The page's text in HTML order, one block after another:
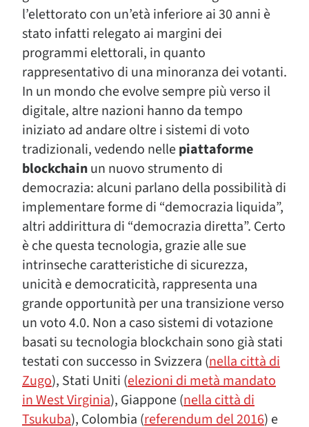
l’elettorato con un’età inferiore ai 30 anni è
stato infatti relegato ai margini dei
programmi elettorali, in quanto
rappresentativo di una minoranza dei votanti.
In un mondo che evolve sempre più verso il
digitale, altre nazioni hanno da tempo
iniziato ad andare oltre i sistemi di voto
tradizionali, vedendo nellepiattaforme
blockchainun nuovo strumento di
democrazia: alcuni parlano della possibilità di
implementare forme di “democrazia liquida”,
altri addirittura di “democrazia diretta”. Certo
è che questa tecnologia, grazie alle sue
intrinseche caratteristiche di sicurezza,
unicità e democraticità, rappresenta una
grande opportunità per una transizione verso
un voto 4.0. Non a caso sistemi di votazione
basati su tecnologia blockchain sono già stati
testati con successo in Svizzera (nella città di
Zugo), Stati Uniti (elezioni di metà mandato
in West Virginia), Giappone (nella città di
Tsukuba), Colombia (referendum del 2016) e